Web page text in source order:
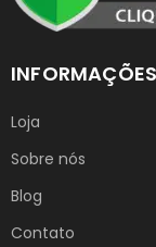
INFORMAÇÕES
Loja
Sobre nós
Blog
Contato